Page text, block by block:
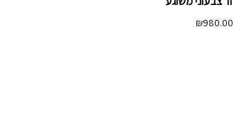
₪980.00